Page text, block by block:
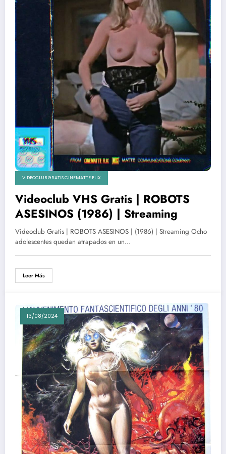
VIDEOCLUB GRATIS CINEMATTE FLIX
Videoclub VHS Gratis | ROBOTS
ASESINOS (1986) | Streaming
Videoclub Gratis | ROBOTS ASESINOS | (1986) | Streaming Ocho
adolescentes quedan atrapados en un…
Leer Más
13/08/2024